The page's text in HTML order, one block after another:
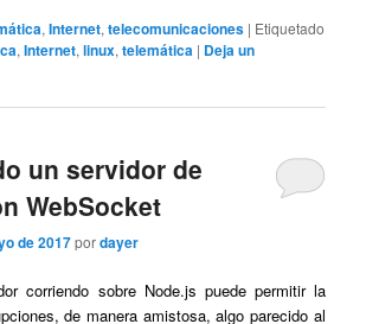
,Internet,telecomunicaciones | Etiquetado
,Internet,linux,telemática | Deja un
un servidor de
WebSocket
de 2017pordayer
corriendo sobre Node.js puede permitir la
de manera amistosa, algo parecido al